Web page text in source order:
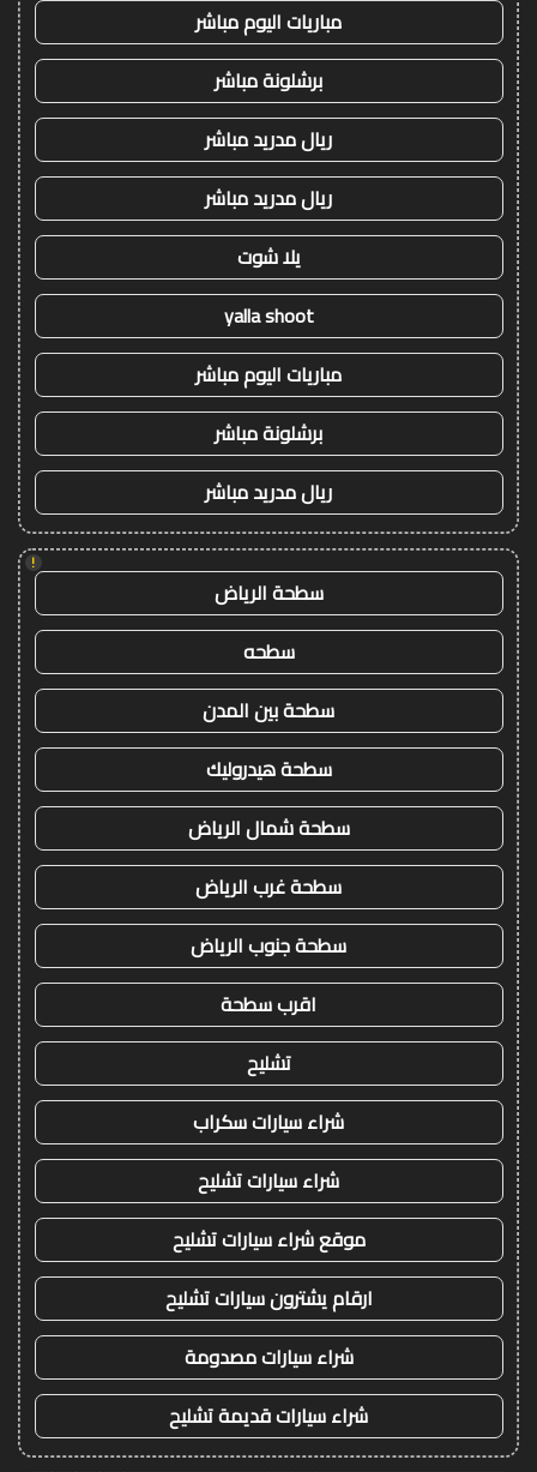
مباريات اليوم مباشر
برشلونة مباشر
ريال مدريد مباشر
ريال مدريد مباشر
يلا شوت
yalla shoot
مباريات اليوم مباشر
برشلونة مباشر
ريال مدريد مباشر
!
سطحة الرياض
سطحه
سطحة بين المدن
سطحة هيدروليك
سطحة شمال الرياض
سطحة غرب الرياض
سطحة جنوب الرياض
اقرب سطحة
تشليح
شراء سيارات سكراب
شراء سيارات تشليح
موقع شراء سيارات تشليح
ارقام يشترون سيارات تشليح
شراء سيارات مصدومة
شراء سيارات قديمة تشليح